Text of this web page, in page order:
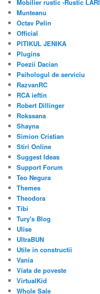
Mobilier rustic -Rustic LARI
Munteanu
Octav Pelin
Official
PITIKUL JENIKA
Plugins
Poezii Dacian
Psihologul de serviciu
RazvanRC
RCA ieftin
Robert Dillinger
Rokssana
Shayna
Simion Cristian
Stiri Online
Suggest Ideas
Support Forum
Teo Negura
Themes
Theodora
Tibi
Tury's Blog
Ulise
UltraBUN
Utile in constructii
Vania
Viata de poveste
VirtualKid
Whole Sale